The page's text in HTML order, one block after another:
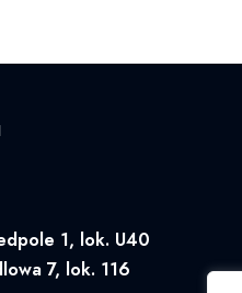
1, lok. U40
7, lok. 116